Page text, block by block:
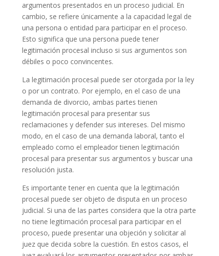
argumentos presentados en un proceso judicial. En
cambio, se refiere únicamente a la capacidad legal de
una persona o entidad para participar en el proceso.
Esto significa que una persona puede tener
legitimación procesal incluso si sus argumentos son
débiles o poco convincentes.
La legitimación procesal puede ser otorgada por la ley
o por un contrato. Por ejemplo, en el caso de una
demanda de divorcio, ambas partes tienen
legitimación procesal para presentar sus
reclamaciones y defender sus intereses. Del mismo
modo, en el caso de una demanda laboral, tanto el
empleado como el empleador tienen legitimación
procesal para presentar sus argumentos y buscar una
resolución justa.
Es importante tener en cuenta que la legitimación
procesal puede ser objeto de disputa en un proceso
judicial. Si una de las partes considera que la otra parte
no tiene legitimación procesal para participar en el
proceso, puede presentar una objeción y solicitar al
juez que decida sobre la cuestión. En estos casos, el